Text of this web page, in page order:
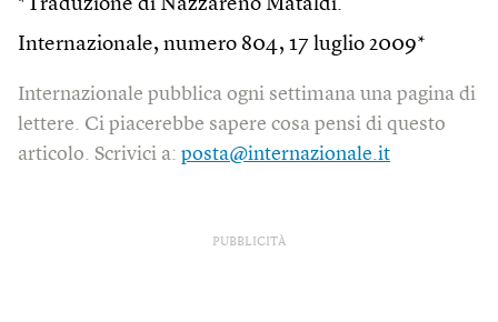
*Traduzione di Nazzareno Mataldi.
Internazionale, numero 804, 17 luglio 2009*
Internazionale pubblica ogni settimana una pagina di
lettere. Ci piacerebbe sapere cosa pensi di questo
articolo. Scrivici a: posta@internazionale.it
PUBBLICITÀ